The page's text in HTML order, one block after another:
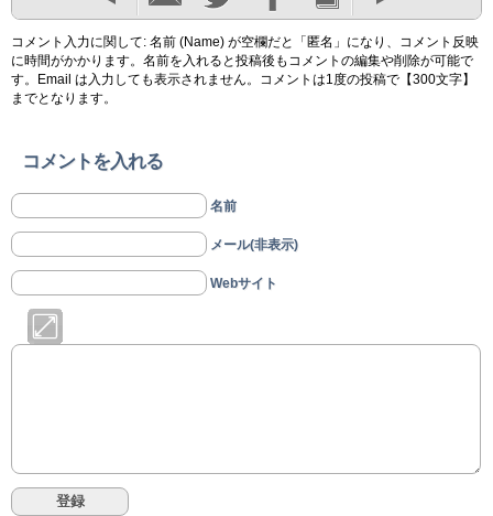
コメント入力に関して: 名前 (Name) が空欄だと「匿名」になり、コメント反映
に時間がかかります。名前を入れると投稿後もコメントの編集や削除が可能で
す。Email は入力しても表示されません。コメントは1度の投稿で【300文字】
までとなります。
コメントを入れる
名前
メール(非表示)
Webサイト